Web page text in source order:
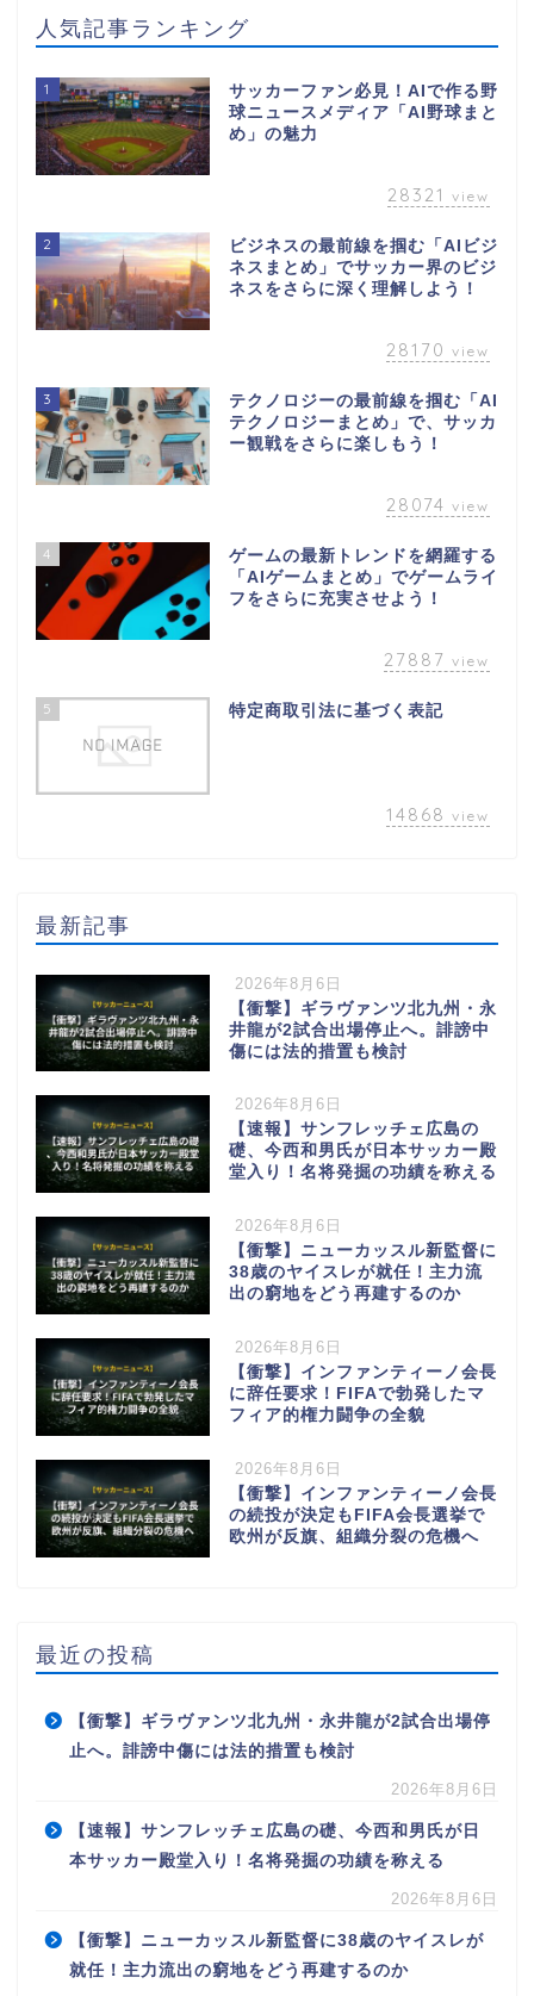
人気記事ランキング
1
サッカーファン必見！AIで作る野
球ニュースメディア「AI野球まと
め」の魅力
28321 view
2
ビジネスの最前線を掴む「AIビジ
ネスまとめ」でサッカー界のビジ
ネスをさらに深く理解しよう！
28170 view
3
テクノロジーの最前線を掴む「AI
テクノロジーまとめ」で、サッカ
ー観戦をさらに楽しもう！
28074 view
4
ゲームの最新トレンドを網羅する
「AIゲームまとめ」でゲームライ
フをさらに充実させよう！
27887 view
5 特定商取引法に基づく表記
14868 view
最新記事
2026年8月6日
【衝撃】ギラヴァンツ北九州・永
井龍が2試合出場停止へ。誹謗中
傷には法的措置も検討
2026年8月6日
【速報】サンフレッチェ広島の
礎、今西和男氏が日本サッカー殿
堂入り！名将発掘の功績を称える
2026年8月6日
【衝撃】ニューカッスル新監督に
38歳のヤイスレが就任！主力流
出の窮地をどう再建するのか
2026年8月6日
【衝撃】インファンティーノ会長
に辞任要求！FIFAで勃発したマ
フィア的権力闘争の全貌
2026年8月6日
【衝撃】インファンティーノ会長
の続投が決定もFIFA会長選挙で
欧州が反旗、組織分裂の危機へ
最近の投稿
【衝撃】ギラヴァンツ北九州・永井龍が2試合出場停
止へ。誹謗中傷には法的措置も検討
2026年8月6日
【速報】サンフレッチェ広島の礎、今西和男氏が日
本サッカー殿堂入り！名将発掘の功績を称える
2026年8月6日
【衝撃】ニューカッスル新監督に38歳のヤイスレが
就任！主力流出の窮地をどう再建するのか